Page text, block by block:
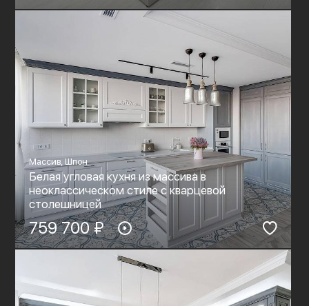
Массив, Шпон
Белая угловая кухня из массива в
неоклассическом стиле с кварцевой
столешницей
759 700 ₽